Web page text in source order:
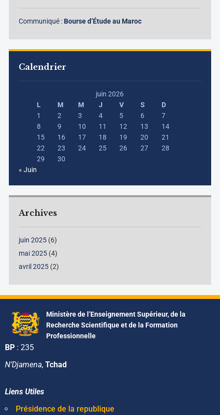
Communiqué : Bourse d’Étude au Maroc
Calendrier
juin 2026
L
M M J V S
D
1
2 3 4 5 6
7
8
9 10 11 12 13
14
15
16 17 18 19 20
21
22
23 24 25 26 27
28
29
30
« Juin
Archives
juin 2025(6)
mai 2025(4)
avril 2025(2)
Ministère de l’Enseignement Supérieur, de la
Recherche Scientifique et de la Formation
Professionnelle
BP : 235
N’Djamena, Tchad
Liens Utiles
Présidence de la republique